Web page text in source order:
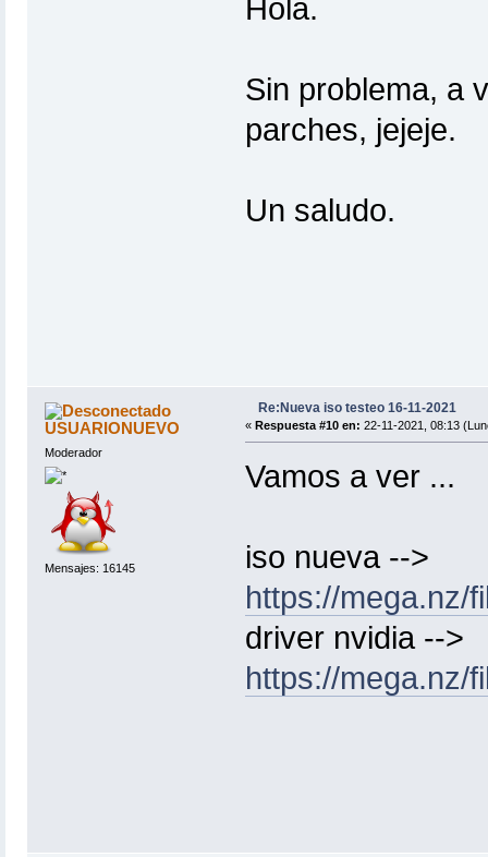
Hola.
Sin problema, a
parches, jejeje.
Un saludo.
USUARIONUEVO
Moderador
Mensajes: 16145
Re:Nueva iso testeo 16-11-2021
« Respuesta #10 en: 22-11-2021, 08:13
Vamos a ver ...
iso nueva -->
https://mega.nz/
driver nvidia -->
https://mega.nz/